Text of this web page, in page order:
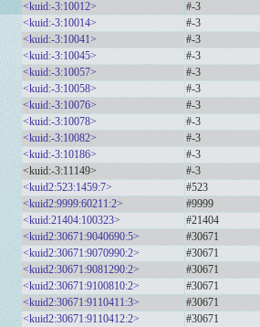
<kuid:-3:10012> #-3
<kuid:-3:10014>
#-3
<kuid:-3:10041>
#-3
<kuid:-3:10045>
#-3
<kuid:-3:10057>
#-3
<kuid:-3:10058>
#-3
<kuid:-3:10076>
#-3
<kuid:-3:10078>
#-3
<kuid:-3:10082>
#-3
<kuid:-3:10186>
#-3
<kuid:-3:11149>
#-3
<kuid2:523:1459:7>
#523
<kuid2:9999:60211:2>
#9999
<kuid:21404:100323>
#21404
<kuid2:30671:9040690:5>
#30671
<kuid2:30671:9070990:2>
#30671
<kuid2:30671:9081290:2>
#30671
<kuid2:30671:9100810:2>
#30671
<kuid2:30671:9110411:3>
#30671
<kuid2:30671:9110412:2>
#30671